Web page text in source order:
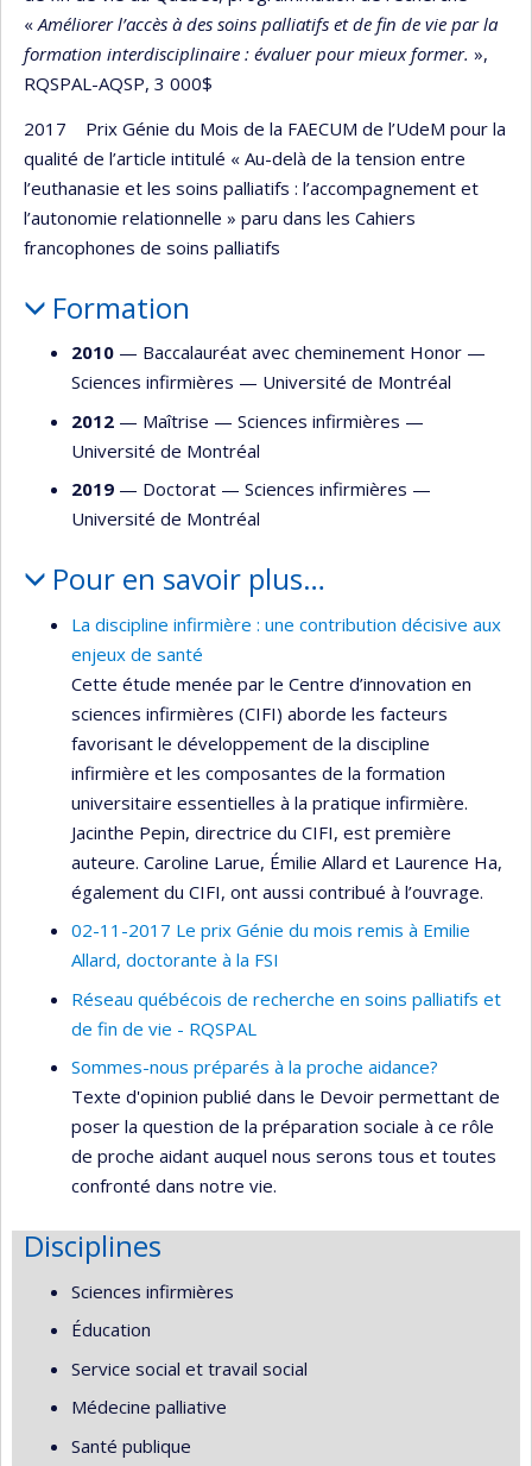
«Améliorer l’accès à des soins palliatifs et de fin de vie par la
formation interdisciplinaire : évaluer pour mieux former. »,
RQSPAL-AQSP, 3 000$
2017 Prix Génie du Mois de la FAECUM de l’UdeM pour la
qualité de l’article intitulé « Au-delà de la tension entre
l’euthanasie et les soins palliatifs : l’accompagnement et
l’autonomie relationnelle » paru dans les Cahiers
francophones de soins palliatifs
Formation
2010 — Baccalauréat avec cheminement Honor —
Sciences infirmières — Université de Montréal
2012 — Maîtrise — Sciences infirmières —
Université de Montréal
2019 — Doctorat — Sciences infirmières —
Université de Montréal
Pour en savoir plus…
La discipline infirmière : une contribution décisive aux
enjeux de santé
Cette étude menée par le Centre d’innovation en
sciences infirmières (CIFI) aborde les facteurs
favorisant le développement de la discipline
infirmière et les composantes de la formation
universitaire essentielles à la pratique infirmière.
Jacinthe Pepin, directrice du CIFI, est première
auteure. Caroline Larue, Émilie Allard et Laurence Ha,
également du CIFI, ont aussi contribué à l’ouvrage.
02-11-2017 Le prix Génie du mois remis à Emilie
Allard, doctorante à la FSI
Réseau québécois de recherche en soins palliatifs et
de fin de vie - RQSPAL
Sommes-nous préparés à la proche aidance?
Texte d'opinion publié dans le Devoir permettant de
poser la question de la préparation sociale à ce rôle
de proche aidant auquel nous serons tous et toutes
confronté dans notre vie.
Disciplines
Sciences infirmières
Éducation
Service social et travail social
Médecine palliative
Santé publique